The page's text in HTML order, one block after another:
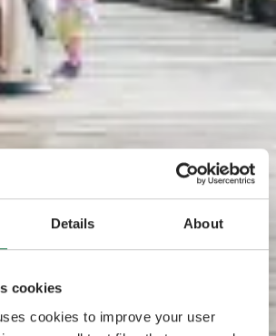
Details About
cookies
cookies to improve your user